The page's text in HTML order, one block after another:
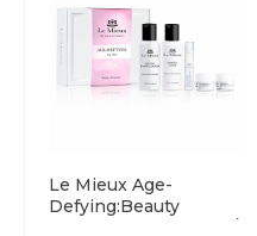
Le Mieux Age-
Defying:Beauty